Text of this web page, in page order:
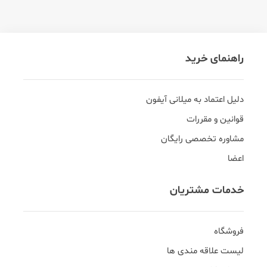
راهنمای خرید
دلیل اعتماد به میلانی آیفون
قوانین و مقررات
مشاوره تخصصی رایگان
اعضا
خدمات مشتریان
فروشگاه
لیست علاقه مندی ها